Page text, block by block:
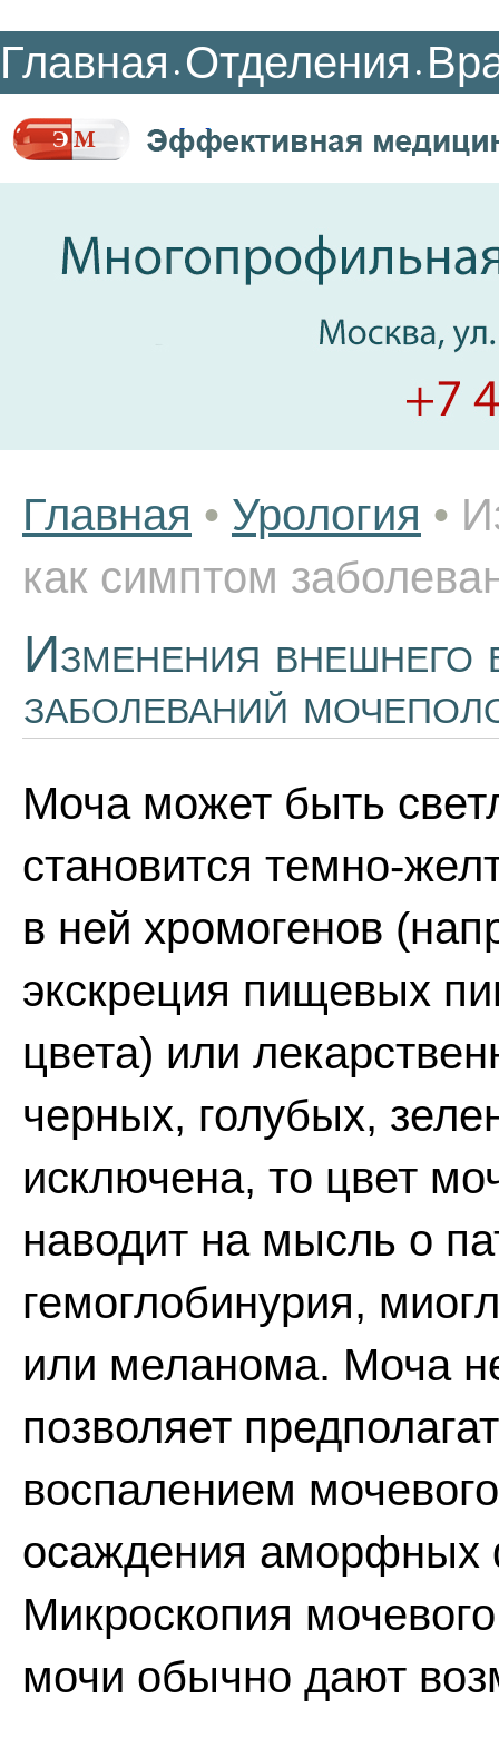
Главная • Отделения •
Главная • Урология •
как симптом
Изменения внешнего
заболеваний
Моча может быть
становится темно-
в ней хромогенов
экскреция пищевых
цвета) или
черных, голубых,
исключена, то цвет
наводит на мысль о
гемоглобинурия,
или меланома. Моча
позволяет
воспалением
осаждения аморфных
Микроскопия
мочи обычно дают